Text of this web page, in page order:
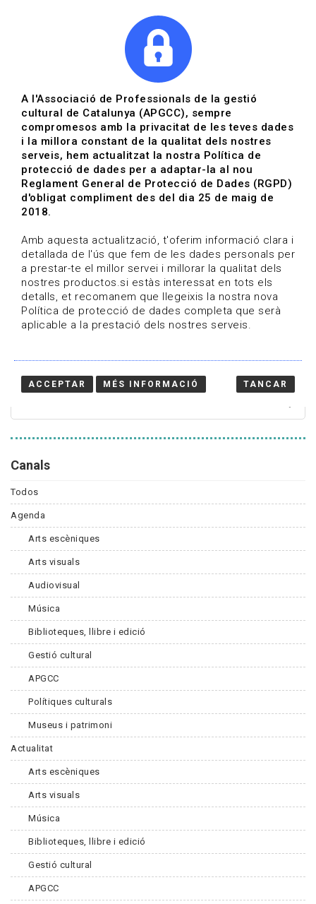
Actualitza't
Vols estar al dia?
HOME / BLOG
Estigues al dia
Convocatòries, activitats i notícies del sector de la
cultura.
Canals
Todos
Agenda
Arts escèniques
Arts visuals
Audiovisual
Música
Biblioteques, llibre i edició
Gestió cultural
APGCC
Polítiques culturals
Museus i patrimoni
Actualitat
Arts escèniques
Arts visuals
Música
Biblioteques, llibre i edició
Gestió cultural
APGCC
A l'Associació de Professionals de la gestió
cultural de Catalunya (APGCC), sempre
compromesos amb la privacitat de les teves dades
i la millora constant de la qualitat dels nostres
serveis, hem actualitzat la nostra Política de
protecció de dades per a adaptar-la al nou
Reglament General de Protecció de Dades (RGPD)
d'obligat compliment des del dia 25 de maig de
2018.
Amb aquesta actualització, t'oferim informació clara i
detallada de l'ús que fem de les dades personals per
a prestar-te el millor servei i millorar la qualitat dels
nostres productos.si estàs interessat en tots els
detalls, et recomanem que llegeixis la nostra nova
Política de protecció de dades completa que serà
aplicable a la prestació dels nostres serveis.
ACCEPTAR MÉS INFORMACIÓ TANCAR